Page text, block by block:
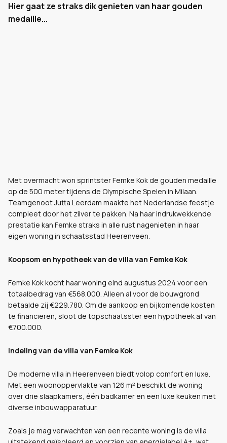
Hier gaat ze straks dik genieten van haar gouden
medaille...
Met overmacht won sprintster Femke Kok de gouden medaille
op de 500 meter tijdens de Olympische Spelen in Milaan.
Teamgenoot Jutta Leerdam maakte het Nederlandse feestje
compleet door het zilver te pakken. Na haar indrukwekkende
prestatie kan Femke straks in alle rust nagenieten in haar
eigen woning in schaatsstad Heerenveen.
Koopsom en hypotheek van de villa van Femke Kok
Femke Kok kocht haar woning eind augustus 2024 voor een
totaalbedrag van €568.000. Alleen al voor de bouwgrond
betaalde zij €229.780. Om de aankoop en bijkomende kosten
te financieren, sloot de topschaatsster een hypotheek af van
€700.000.
Indeling van de villa van Femke Kok
De moderne villa in Heerenveen biedt volop comfort en luxe.
Met een woonoppervlakte van 126 m² beschikt de woning
over drie slaapkamers, één badkamer en een luxe keuken met
diverse inbouwapparatuur.
Zoals je mag verwachten van een recente woning is de villa